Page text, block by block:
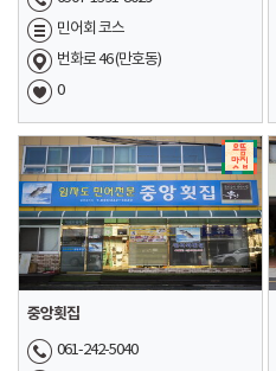
민어회 코스
번화로 46 (만호동)
0
중앙횟집
061-242-5040